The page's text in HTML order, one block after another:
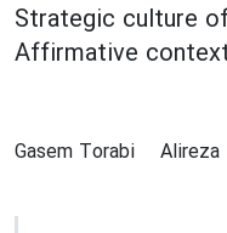
Strategic culture
Affirmative
Gasem Torabi
Alireza